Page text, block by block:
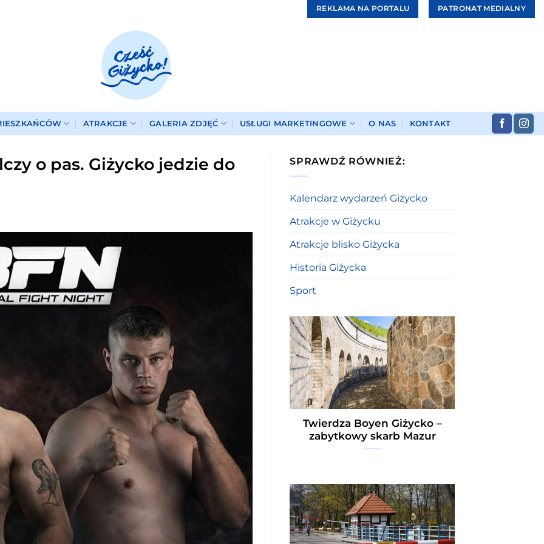
REKLAMA NA PORTALU PATRONAT MEDIALNY
ATRAKCJE GALERIA ZDJĘĆ USŁUGI MARKETINGOWE O NAS KONTAKT
o pas. Giżycko jedzie do SPRAWDŹ RÓWNIEŻ:
Kalendarz wydarzeń Giżycko
Atrakcje w Giżycku
Atrakcje blisko Giżycka
Historia Giżycka
Sport
Twierdza Boyen Giżycko –
zabytkowy skarb Mazur